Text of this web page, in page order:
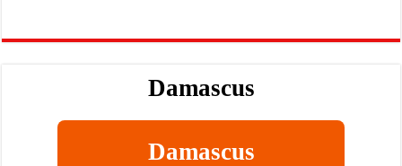
Damascus
Damascus